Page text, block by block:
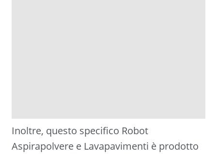
Inoltre, questo specifico Robot
Aspirapolvere e Lavapavimenti è prodotto